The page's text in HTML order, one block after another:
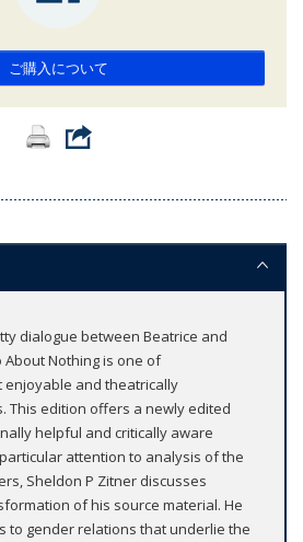
ご購入について
dialogue between Beatrice and
About Nothing is one of
enjoyable and theatrically
This edition offers a newly edited
helpful and critically aware
attention to analysis of the
Sheldon P Zitner discusses
of his source material. He
to gender relations that underlie the